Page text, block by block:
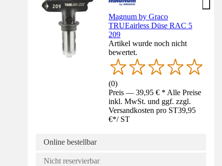
Magnum by Graco
TRUEairless Düse RAC 5
209
Artikel wurde noch nicht
bewertet.
(0)
Preis — 39,95 € * Alle Preise
inkl. MwSt. und ggf. zzgl.
Versandkosten pro ST39,95
€*/ ST
Online bestellbar
Nicht reservierbar